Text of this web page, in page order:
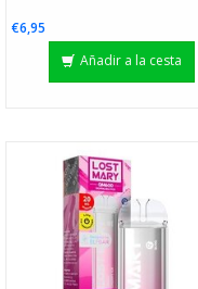
€6,95
Añadir a la cesta